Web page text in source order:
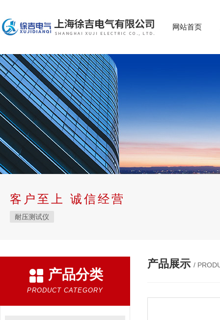
网站首页
客户至上 诚信经营
耐压测试仪
产品分类
PRODUCT CATEGORY
产品展示 /